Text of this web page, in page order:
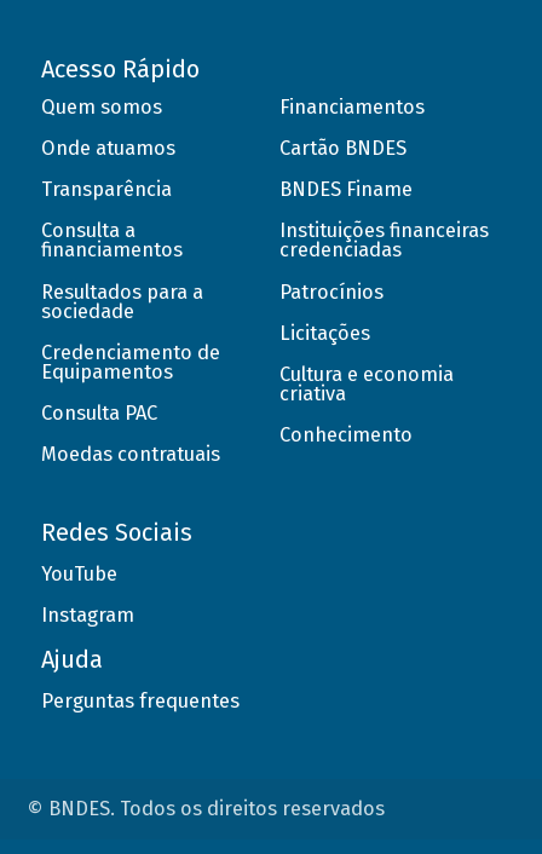
Acesso Rápido
Quem somos
Onde atuamos
Transparência
Consulta a
financiamentos
Resultados para a
sociedade
Credenciamento de
Equipamentos
Consulta PAC
Moedas contratuais
Financiamentos
Cartão BNDES
BNDES Finame
Instituições financeiras
credenciadas
Patrocínios
Licitações
Cultura e economia
criativa
Conhecimento
Redes Sociais
YouTube
Instagram
Ajuda
Perguntas frequentes
© BNDES. Todos os direitos reservados